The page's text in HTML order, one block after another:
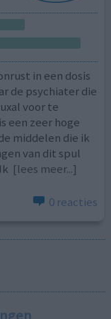
in een dosis
de psychiater die
voor te
een zeer hoge
middelen die ik
van dit spul
[lees meer...]
0 reacties